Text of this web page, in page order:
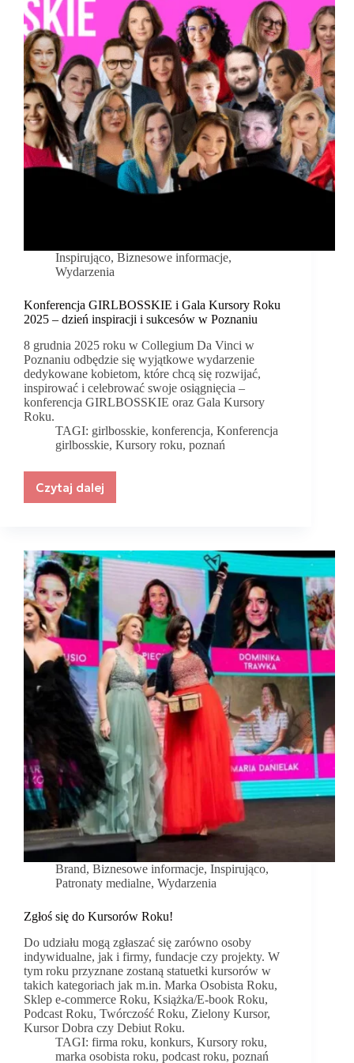
Inspirująco, Biznesowe informacje,
Wydarzenia
Konferencja GIRLBOSSKIE i Gala Kursory Roku
2025 – dzień inspiracji i sukcesów w Poznaniu
8 grudnia 2025 roku w Collegium Da Vinci w
Poznaniu odbędzie się wyjątkowe wydarzenie
dedykowane kobietom, które chcą się rozwijać,
inspirować i celebrować swoje osiągnięcia –
konferencja GIRLBOSSKIE oraz Gala Kursory
Roku.
TAGI: girlbosskie,konferencja,Konferencja
girlbosskie, Kursory roku, poznań
Czytaj dalej
Konferencja
Kursory
Roku
2025
–
dzień
inspiracji
i
sukcesów
w
Poznaniu
Brand, Biznesowe informacje, Inspirująco,
Patronaty medialne, Wydarzenia
Zgłoś się do Kursorów Roku!
Do udziału mogą zgłaszać się zarówno osoby
indywidualne, jak i firmy, fundacje czy projekty. W
tym roku przyznane zostaną statuetki kursorów w
takich kategoriach jak m.in. Marka Osobista Roku,
Sklep e-commerce Roku, Książka/E-book Roku,
Podcast Roku, Twórczość Roku, Zielony Kursor,
Kursor Dobra czy Debiut Roku.
TAGI: firma roku,konkurs,Kursory roku,
marka osobista roku, podcast roku, poznań